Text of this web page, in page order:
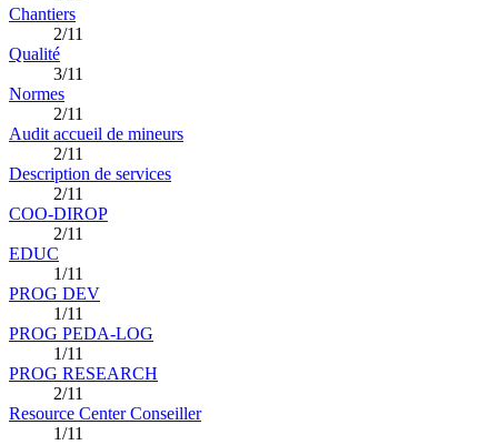
Chantiers
2/11
Qualité
3/11
Normes
2/11
Audit accueil de mineurs
2/11
Description de services
2/11
COO-DIROP
2/11
EDUC
1/11
PROG DEV
1/11
PROG PEDA-LOG
1/11
PROG RESEARCH
2/11
Resource Center Conseiller
1/11